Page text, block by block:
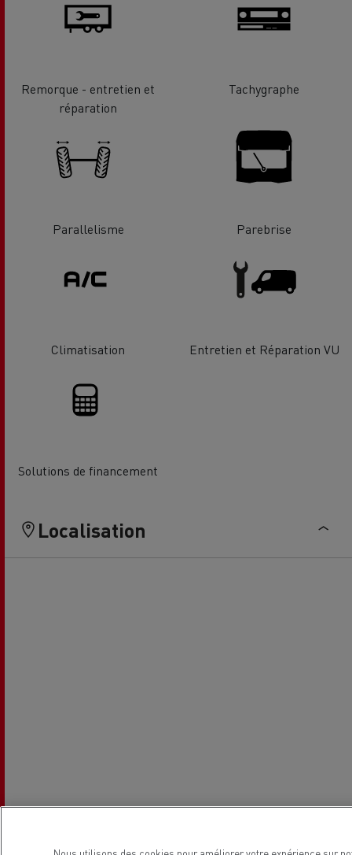
Remorque - entretien et
réparation
Tachygraphe
Parallelisme Parebrise
Climatisation Entretien et Réparation VU
Solutions de financement
Localisation